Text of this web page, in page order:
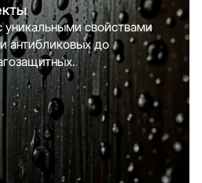
свойствами
антибликовых до